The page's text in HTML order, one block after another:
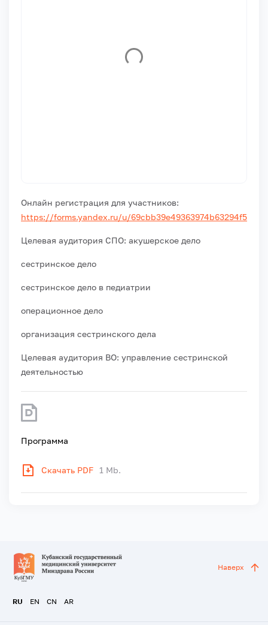
Онлайн регистрация для участников:
https://forms.yandex.ru/u/69cbb39e49363974b63294f5
Целевая аудитория СПО: акушерское дело
сестринское дело
сестринское дело в педиатрии
операционное дело
организация сестринского дела
Целевая аудитория ВО: управление сестринской
деятельностью
Программа
Скачать PDF 1 Mb.
RU EN CN AR
Наверх